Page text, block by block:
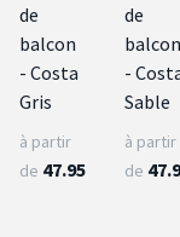
de
balcon
- Costa
Gris
à partir
de 47.95
de
balcon
-
Sable
à partir
de